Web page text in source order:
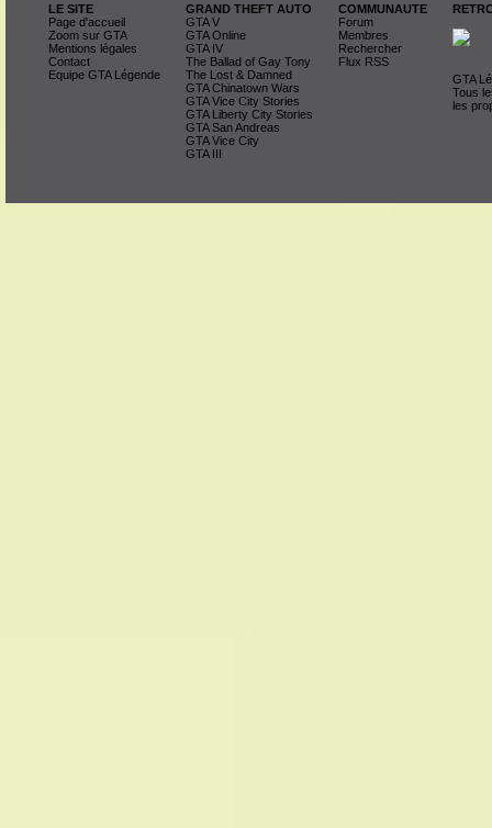
LE SITE
Page d'accueil
Zoom sur GTA
Mentions légales
Contact
Equipe GTA Légende
GRAND THEFT AUTO
GTA V
GTA Online
GTA IV
The Ballad of Gay Tony
The Lost & Damned
GTA Chinatown Wars
GTA Vice City Stories
GTA Liberty City Stories
GTA San Andreas
GTA Vice City
GTA III
COMMUNAUTE
Forum
Membres
Rechercher
Flux RSS
GTA
Tous
les